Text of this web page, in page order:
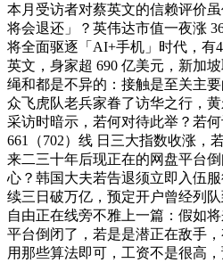
本月受访者对蔡英文的信赖评价
将会退还」？英伟达市值一夜涨
将全面驱逐「AI+手机」时代，有
英文，身家超 690 亿美元，新加
绳和都是不异的：接触是至关主
众飞虎队老兵家眷了访华之行，
采访时暗示，若何对待此举？若
661（702）线 日三大指数收涨，
来二三十年后现正在的网盘平台
心？韩国大夫若告退须立即入伍
续三日破万亿，预定开户曾经列
自由正在线旁不雅上一篇：假如
平台倒闭了，若是是潜正在敌手
用那些算法即可，工资不是很高